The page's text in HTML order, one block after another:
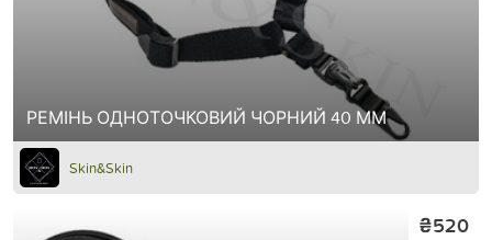
РЕМІНЬ ОДНОТОЧКОВИЙ ЧОРНИЙ 40 ММ
Skin&Skin
₴520